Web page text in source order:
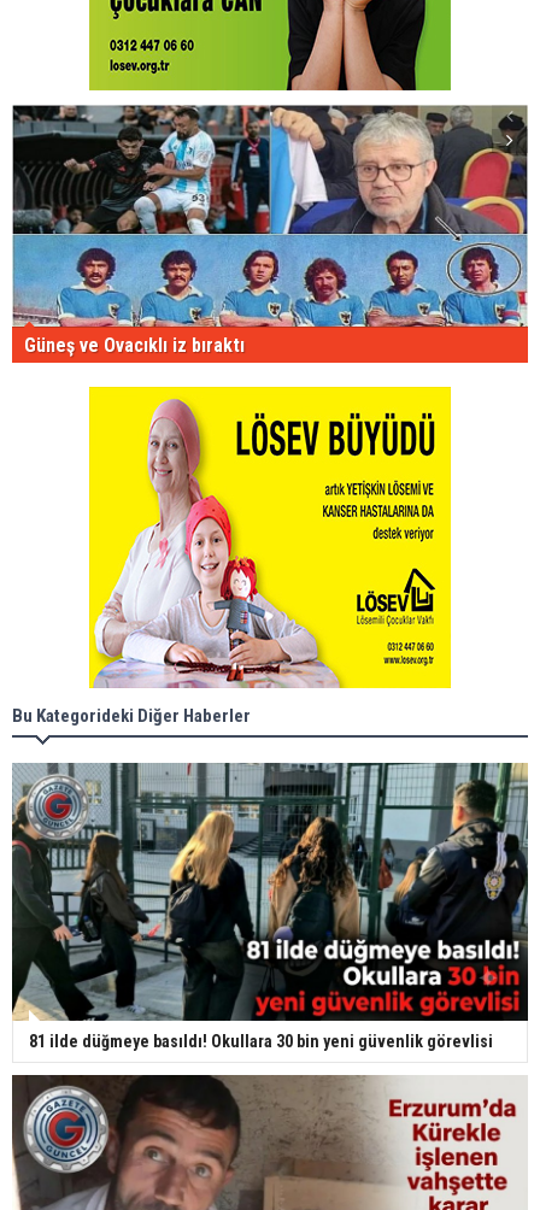
Güneş ve Ovacıklı iz bıraktı
Bu Kategorideki Diğer Haberler
81 ilde düğmeye basıldı! Okullara 30 bin yeni güvenlik görevlisi